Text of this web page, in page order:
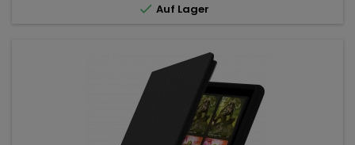
 Auf Lager